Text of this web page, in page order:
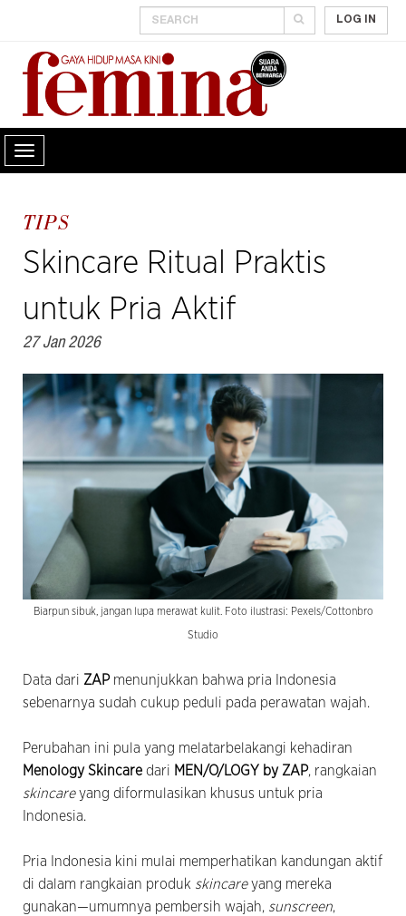
LOG IN
TIPS
Skincare Ritual Praktis
untuk Pria Aktif
27 Jan 2026
Biarpun sibuk, jangan lupa merawat kulit. Foto ilustrasi: Pexels/Cottonbro
Studio
Data dari ZAP menunjukkan bahwa pria Indonesia
sebenarnya sudah cukup peduli pada perawatan wajah.
Perubahan ini pula yang melatarbelakangi kehadiran
Menology Skincare dari MEN/O/LOGY by ZAP, rangkaian
skincareyang diformulasikan khusus untuk pria
Indonesia.
Pria Indonesia kini mulai memperhatikan kandungan aktif
di dalam rangkaian produk skincareyang mereka
gunakan—umumnya pembersih wajah, sunscreen,